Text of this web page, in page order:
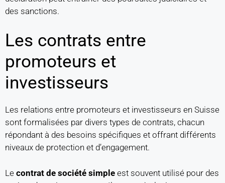
des sanctions.
Les contrats entre
promoteurs et
investisseurs
Les relations entre promoteurs et investisseurs en Suisse
sont formalisées par divers types de contrats, chacun
répondant à des besoins spécifiques et offrant différents
niveaux de protection et d’engagement.
Le contrat de société simple est souvent utilisé pour des